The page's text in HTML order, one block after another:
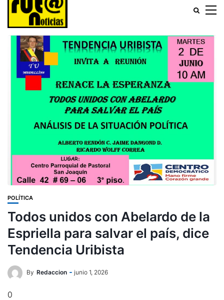
POLÍTICA
Todos unidos con Abelardo de la
Espriella para salvar el país, dice
Tendencia Uribista
By Redaccion junio 1, 2026
0